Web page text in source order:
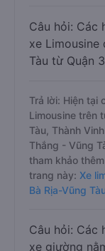
Câu hỏi: Các
xe Limousine
Tàu từ Quận
Trả lời: Hiện tại
Limousine trên
Tàu, Thành
Thắng - Vũng
tham khảo
trang này: Xe
Bà Rịa-Vũng
Câu hỏi: Các
xe giường